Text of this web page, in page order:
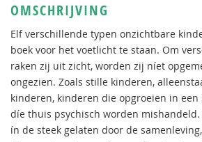
OMSCHRIJVING
Elf verschillende typen onzichtbare
boek voor het voetlicht te staan. Om
raken zij uit zicht, worden zij níet
ongezien. Zoals stille kinderen,
kinderen, kinderen die opgroeien in een
díe thuis psychisch worden mishandeld.
ín de steek gelaten door de